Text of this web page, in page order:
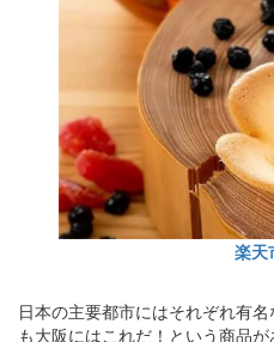
楽天
日本の主要都市にはそれぞれ有
も大阪にはこれだ！という商品が